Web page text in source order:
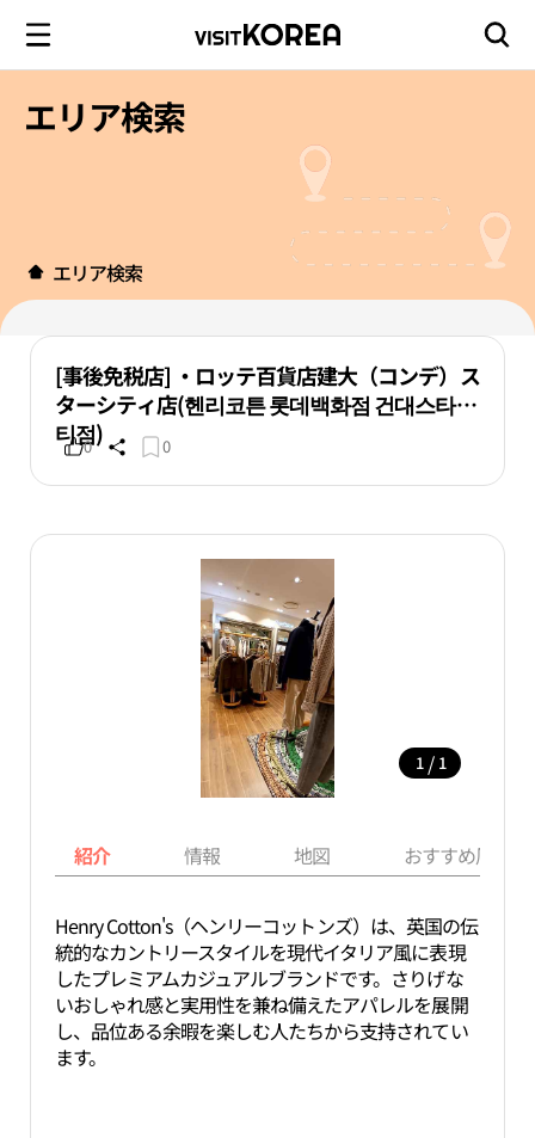
エリア検索
エリア検索
[事後免税店] ・ロッテ百貨店建大（コンデ）ス
ターシティ店(헨리코튼 롯데백화점 건대스타시
티점)
0 0
1 / 1
紹介 情報 地図 おすすめ周辺
Henry Cotton's（ヘンリーコットンズ）は、英国の伝
統的なカントリースタイルを現代イタリア風に表現
したプレミアムカジュアルブランドです。さりげな
いおしゃれ感と実用性を兼ね備えたアパレルを展開
し、品位ある余暇を楽しむ人たちから支持されてい
ます。